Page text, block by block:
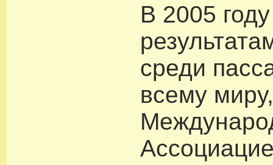
В 2005
среди
всему